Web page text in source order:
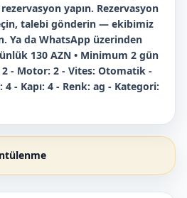
yapın. Rezervasyon
talebi gönderin — ekibimiz
Ya da WhatsApp üzerinden
130 AZN • Minimum 2 gün
2 - Motor: 2 - Vites: Otomatik -
- Kapı: 4 - Renk: ag - Kategori: